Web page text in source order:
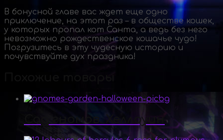
В бонусной главе вас ждет еще одно
приключение, на этот раз – в обществе кошек,
у которых пропал кот Санта, а ведь без него
невозможно рождественское кошачье чудо!
Погрузитесь в эту чудесную историю и
почувствуйте дух праздника!
Сад гномов. Хеллоуин